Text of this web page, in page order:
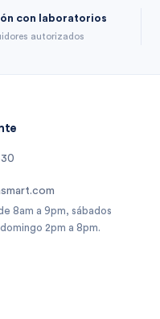
con laboratorios
autorizados
8am a 9pm, sábados
2pm a 8pm.